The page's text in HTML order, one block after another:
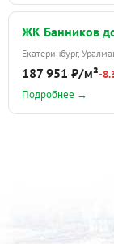
ЖК Банников
Екатеринбург,
187 951 ₽/м²-
Подробнее →